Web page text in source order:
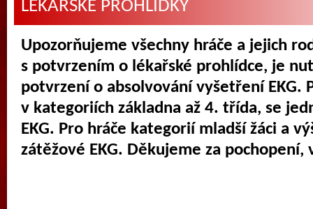
LÉKAŘSKÉ PROHLÍDKY
Upozorňujeme všechny hráče a jejich
s potvrzením o lékařské prohlídce, je
potvrzení o absolvování vyšetření EKG.
v kategoriích základna až 4. třída, se
EKG. Pro hráče kategorií mladší žáci a
zátěžové EKG. Děkujeme za pochopení,